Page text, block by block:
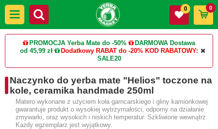
PROMOCJA Yerba Mate do -50%
DARMOWA Dostawa
od 45,99 zł
Dodatkowy RABAT do -20% KOD RABATOWY:
SALE20
0 0
Naczynko do yerba mate "Helios" toczone na
kole, ceramika handmade 250ml
Matero wykonane z użyciem koła garncarskiego i gliny kamionkowej
gwarantuje produkt o wysokiej wytrzymałości, odporny na działanie
zmywarki, oraz wysokich i niskich temperatur. Szkliwione wewnątrz.
Każdy egzemplarz jest wyjątkowy.